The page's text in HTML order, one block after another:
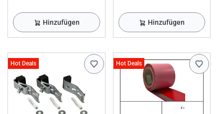
Hinzufügen Hinzufügen
Hot Deals Hot Deals